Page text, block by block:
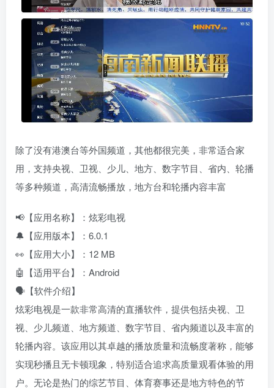
除了没有港澳台等外国频道，其他都很完美，非常适合家
用，支持央视、卫视、少儿、地方、数字节目、省内、轮播
等多种频道，高清流畅播放，地方台和轮播内容丰富
📢【应用名称】：炫彩电视
🔔【应用版本】：6.0.1
👀【应用大小】：12 MB
🤖【适用平台】：Android
🗣️【软件介绍】
炫彩电视是一款非常高清的直播软件，提供包括央视、卫
视、少儿频道、地方频道、数字节目、省内频道以及丰富的
轮播内容。该应用以其卓越的播放质量和流畅度著称，能够
实现秒播且无卡顿现象，特别适合追求高质量观看体验的用
户。无论是热门的综艺节目、体育赛事还是地方特色的节